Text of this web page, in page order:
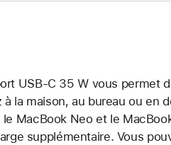
USB-C 35 W vous permet
la maison, au bureau ou en
MacBook Neo et le
supplémentaire. Vous